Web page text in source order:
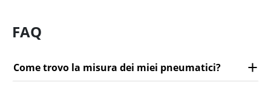
FAQ
Come trovo la misura dei miei pneumatici?